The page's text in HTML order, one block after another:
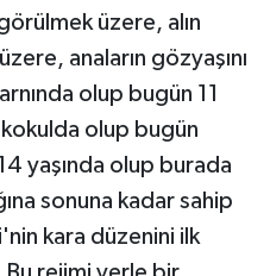
üzere, alın
anaların gözyaşını
olup bugün 11
olup bugün
yaşında olup burada
sonuna kadar sahip
kara düzenini ilk